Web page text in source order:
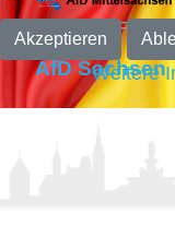
AfD Sachsen
Akzeptieren
Weitere